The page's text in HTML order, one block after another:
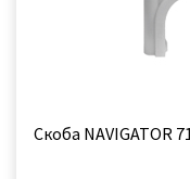
Скоба NAVIGATOR